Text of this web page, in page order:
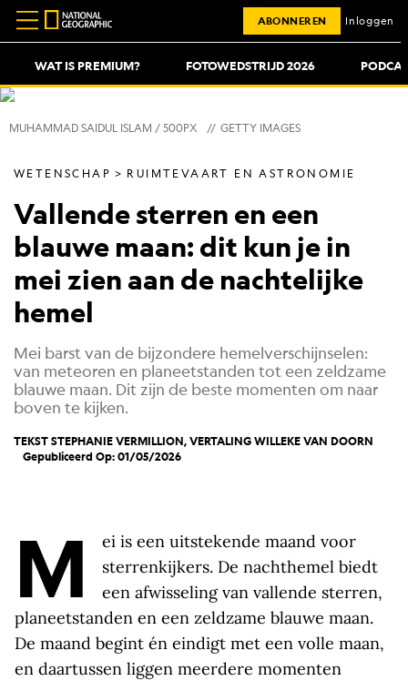
WAT IS PREMIUM? FOTOWEDSTRIJD 2026
ABONNEREN Inloggen
MUHAMMAD SAIDUL ISLAM / 500PX // GETTY IMAGES
WETENSCHAP RUIMTEVAART EN ASTRONOMIE
Vallende sterren en een
blauwe maan: dit kun je in
mei zien aan de nachtelijke
hemel
Mei barst van de bijzondere hemelverschijnselen:
van meteoren en planeetstanden tot een zeldzame
blauwe maan. Dit zijn de beste momenten om naar
boven te kijken.
TEKST STEPHANIE VERMILLION, VERTALINGWILLEKE VAN DOORN
Gepubliceerd Op: 01/05/2026
M
ei is een uitstekende maand voor
sterrenkijkers. De nachthemel biedt
een afwisseling van vallende sterren,
planeetstanden en een zeldzame blauwe maan.
De maand begint én eindigt met een volle maan,
en daartussen liggen meerdere momenten